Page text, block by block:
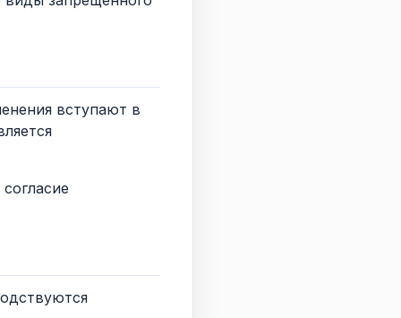
вступают в